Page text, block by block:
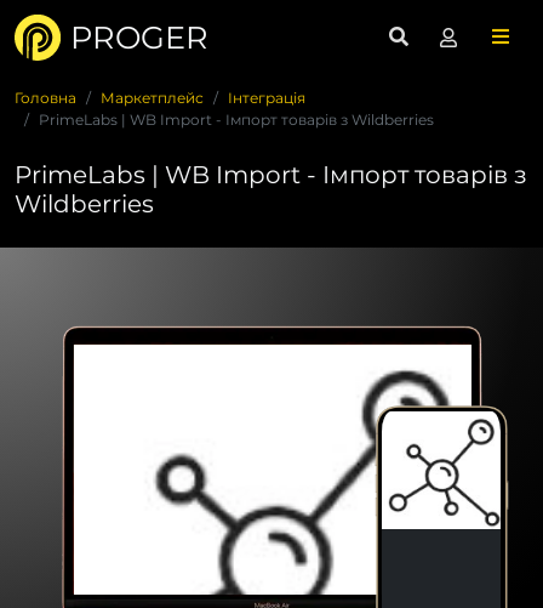
PROGER
Головна Маркетплейс
Інтеграція
PrimeLabs | WB Import - Імпорт товарів з Wildberries
PrimeLabs | WB Import - Імпорт товарів з
Wildberries